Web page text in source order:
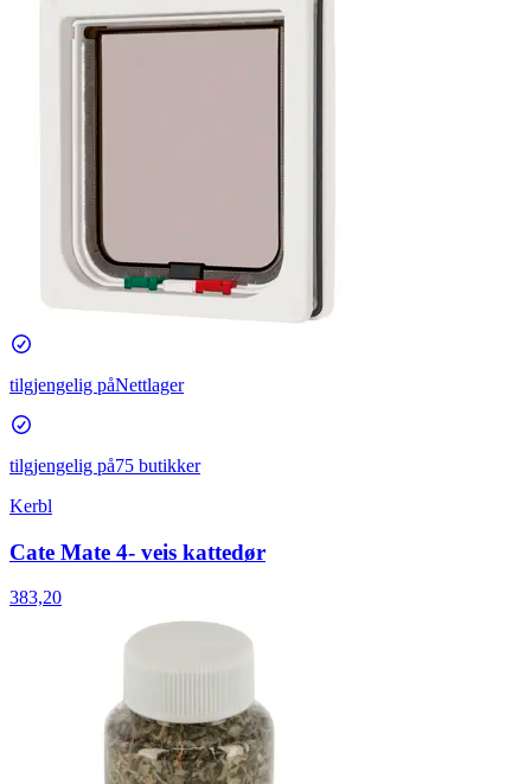
tilgjengelig påNettlager
tilgjengelig på75 butikker
Kerbl
Cate Mate 4- veis kattedør
383,20